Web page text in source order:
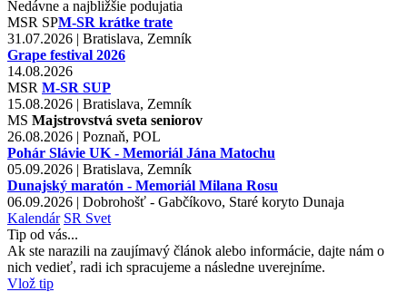
Nedávne a najbližšie podujatia
MSR SPM-SR krátke trate
31.07.2026 | Bratislava, Zemník
Grape festival 2026
14.08.2026
MSR M-SR SUP
15.08.2026 | Bratislava, Zemník
MS Majstrovstvá sveta seniorov
26.08.2026 | Poznaň, POL
Pohár Slávie UK - Memoriál Jána Matochu
05.09.2026 | Bratislava, Zemník
Dunajský maratón - Memoriál Milana Rosu
06.09.2026 | Dobrohošť - Gabčíkovo, Staré koryto Dunaja
Kalendár SR Svet
Tip od vás...
Ak ste narazili na zaujímavý článok alebo informácie, dajte nám o
nich vedieť, radi ich spracujeme a následne uverejníme.
Vlož tip